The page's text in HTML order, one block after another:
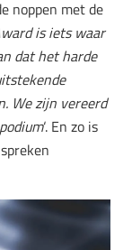
noppen met de
is iets waar
dat het harde
We zijn vereerd
‘. En zo is